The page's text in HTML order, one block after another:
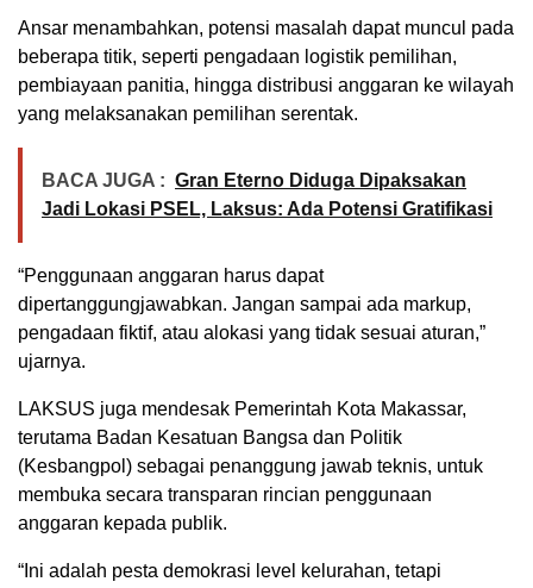
Ansar menambahkan, potensi masalah dapat muncul pada
beberapa titik, seperti pengadaan logistik pemilihan,
pembiayaan panitia, hingga distribusi anggaran ke wilayah
yang melaksanakan pemilihan serentak.
BACA JUGA : Gran Eterno Diduga Dipaksakan
Jadi Lokasi PSEL, Laksus: Ada Potensi Gratifikasi
“Penggunaan anggaran harus dapat
dipertanggungjawabkan. Jangan sampai ada markup,
pengadaan fiktif, atau alokasi yang tidak sesuai aturan,”
ujarnya.
LAKSUS juga mendesak Pemerintah Kota Makassar,
terutama Badan Kesatuan Bangsa dan Politik
(Kesbangpol) sebagai penanggung jawab teknis, untuk
membuka secara transparan rincian penggunaan
anggaran kepada publik.
“Ini adalah pesta demokrasi level kelurahan, tetapi